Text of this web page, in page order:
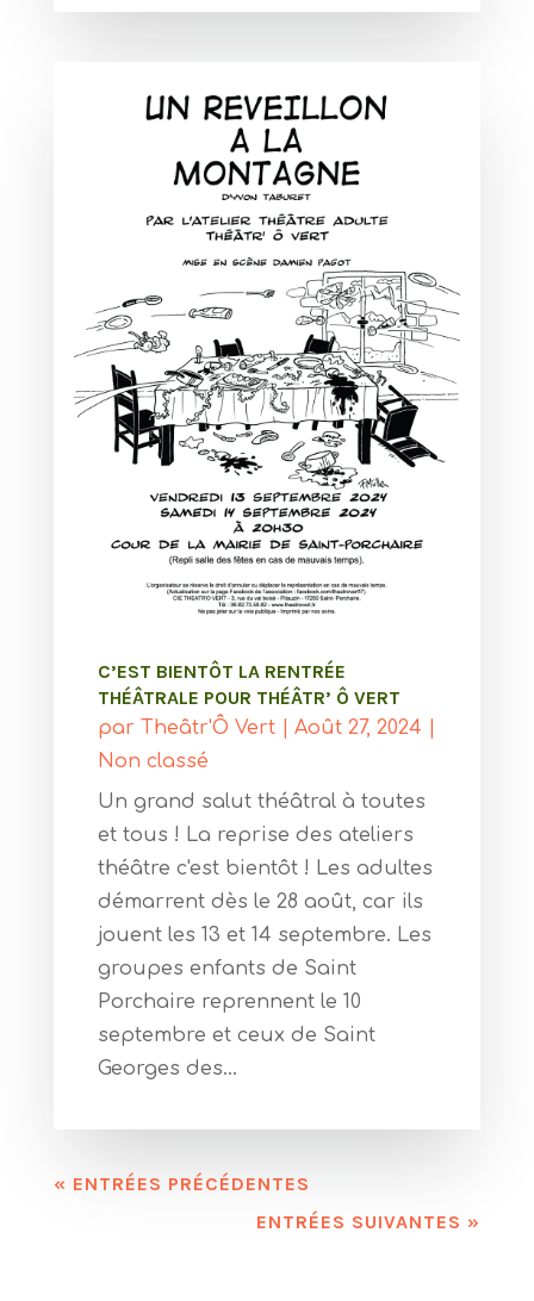
C’EST BIENTÔT LA RENTRÉE
THÉÂTRALE POUR THÉÂTR’ Ô VERT
par Theâtr'Ô Vert| Août 27, 2024
Non classé
Un grand salut théâtral à toutes
et tous ! La reprise des ateliers
théâtre c'est bientôt ! Les adultes
démarrent dès le 28 août, car ils
jouent les 13 et 14 septembre. Les
groupes enfants de Saint
Porchaire reprennent le 10
septembre et ceux de Saint
Georges des...
« ENTRÉES PRÉCÉDENTES
ENTRÉES SUIVANTES »